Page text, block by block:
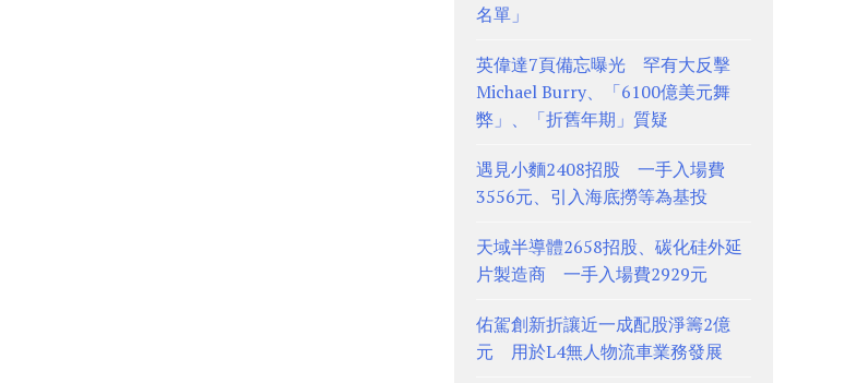
名單」
英偉達7頁備忘曝光 罕有大反擊
Michael Burry、「6100億美元舞
弊」、「折舊年期」質疑
遇見小麵2408招股 一手入場費
3556元、引入海底撈等為基投
天域半導體2658招股、碳化硅外延
片製造商 一手入場費2929元
佑駕創新折讓近一成配股淨籌2億
元 用於L4無人物流車業務發展